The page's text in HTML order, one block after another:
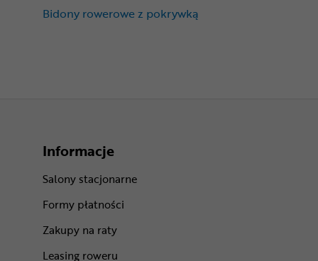
Bidony rowerowe z pokrywką
Informacje
Salony stacjonarne
Formy płatności
Zakupy na raty
Leasing roweru